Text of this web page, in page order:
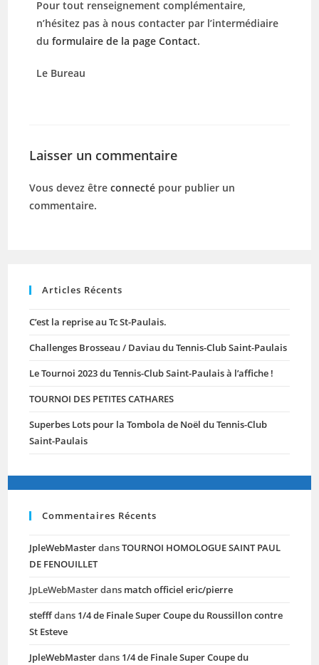
Pour tout renseignement complémentaire,
n’hésitez pas à nous contacter par l’intermédiaire
duformulaire de la page Contact.
Le Bureau
Laisser un commentaire
Vous devez êtreconnecté pour publier un
commentaire.
Articles Récents
C’est la reprise au Tc St-Paulais.
Challenges Brosseau / Daviau du Tennis-Club Saint-Paulais
Le Tournoi 2023 du Tennis-Club Saint-Paulais à l’affiche !
TOURNOI DES PETITES CATHARES
Superbes Lots pour la Tombola de Noël du Tennis-Club
Saint-Paulais
Commentaires Récents
JpleWebMasterdansTOURNOI HOMOLOGUE SAINT PAUL
DE FENOUILLET
JpLeWebMasterdans match officiel eric/pierre
stefffdans 1/4 de Finale Super Coupe du Roussillon contre
St Esteve
JpleWebMasterdans 1/4 de Finale Super Coupe du